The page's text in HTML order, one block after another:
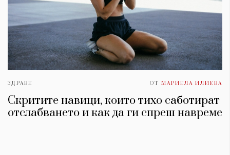
ЗДРАВЕ ОТ МАРИЕЛА ИЛИЕВА
​Скритите навици, които тихо саботират
отслабването и как да ги спреш навреме